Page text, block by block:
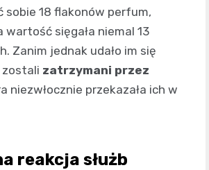
sobie 18 flakonów perfum,
wartość sięgała niemal 13
Zanim jednak udało im się
zostali zatrzymani przez
niezwłocznie przekazała ich w
reakcja służb